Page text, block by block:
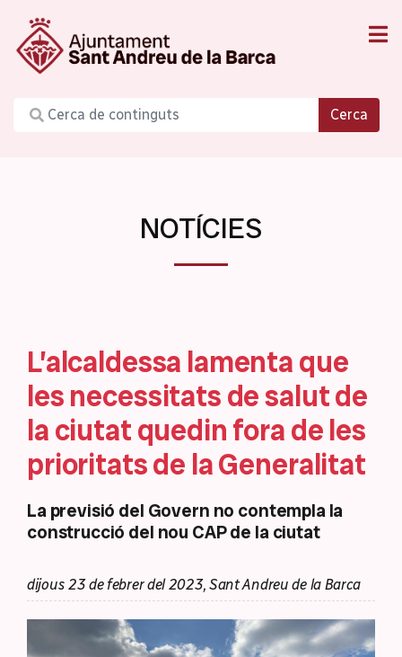
Cerca
NOTÍCIES
L’alcaldessa lamenta que
les necessitats de salut de
la ciutat quedin fora de les
prioritats de la Generalitat
La previsió del Govern no contempla la
construcció del nou CAP de la ciutat
dijous 23 de febrer del 2023, Sant Andreu de la Barca